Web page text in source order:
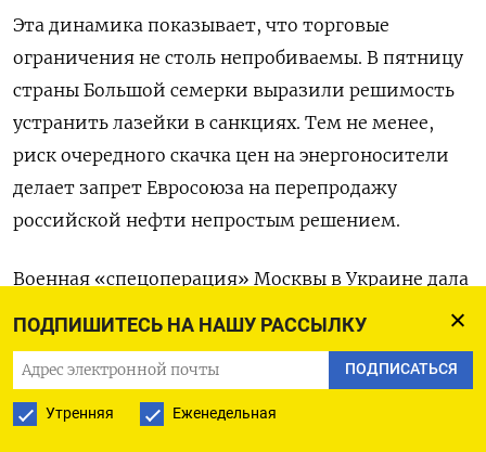
ПОДПИШИТЕСЬ НА НАШУ РАССЫЛКУ
ПОДПИСАТЬСЯ
Утренняя Еженедельная
Эта динамика показывает, что торговые
ограничения не столь непробиваемы. В пятницу
страны Большой семерки выразили решимость
устранить лазейки в санкциях. Тем не менее,
риск очередного скачка цен на энергоносители
делает запрет Евросоюза на перепродажу
российской нефти непростым решением.
Военная «спецоперация» Москвы в Украине дала
Индии возможность увеличить закупки нефти
подсанкционного сырья за двенадцать месяцев
по март вырос до $31 миллиарда с $2,5